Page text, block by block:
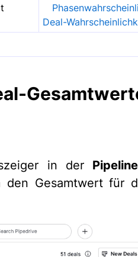
Deal-
in der
den Gesamtwert für